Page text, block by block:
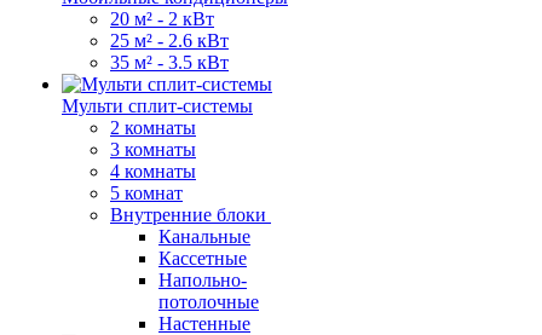
20 м² - 2 кВт
25 м² - 2.6 кВт
35 м² - 3.5 кВт
Мульти сплит-системы
2 комнаты
3 комнаты
4 комнаты
5 комнат
Внутренние блоки
Канальные
Кассетные
Напольно-
потолочные
Настенные